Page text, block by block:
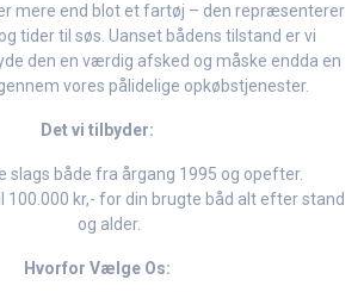
mere end blot et fartøj – den repræsenterer
tider til søs. Uanset bådens tilstand er vi
den en værdig afsked og måske endda en
vores pålidelige opkøbstjenester.
Det vi tilbyder:
slags både fra årgang 1995 og opefter.
100.000 kr,- for din brugte båd alt efter stand
og alder.
Hvorfor Vælge Os: